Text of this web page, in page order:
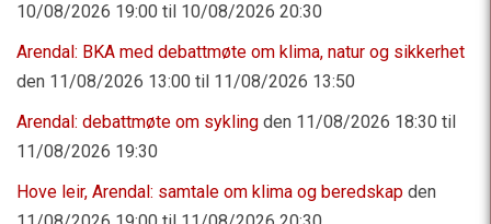
10/08/2026 19:00 til 10/08/2026 20:30
Arendal: BKA med debattmøte om klima, natur og sikkerhet
den 11/08/2026 13:00 til 11/08/2026 13:50
Arendal: debattmøte om sykling den 11/08/2026 18:30 til
11/08/2026 19:30
Hove leir, Arendal: samtale om klima og beredskap den